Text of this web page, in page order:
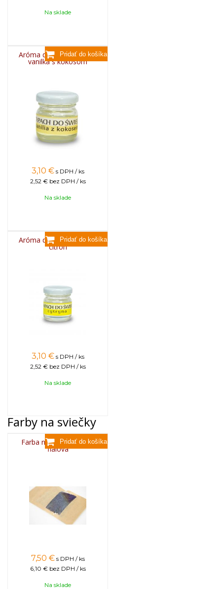
Na sklade
Aróma do sviečok, 25g -
vanilka s kokosom
3,10 € s DPH / ks
2,52 € bez DPH / ks
Na sklade
Aróma do sviečok, 25g -
citrón
3,10 € s DPH / ks
2,52 € bez DPH / ks
Na sklade
Farby na sviečky
Farba na sviečky, 25g -
fialová
7,50 € s DPH / ks
6,10 € bez DPH / ks
Na sklade